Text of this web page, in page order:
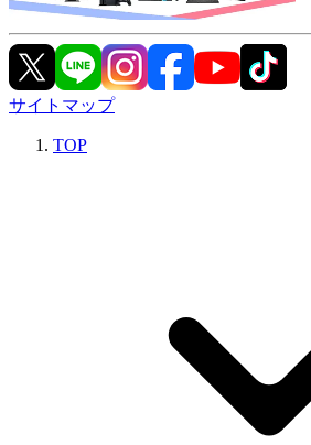
サイトマップ
TOP